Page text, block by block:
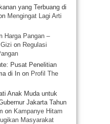
yang Terbuang di
Mengingat Lagi Arti
Harga Pangan –
on Regulasi
Pusat Penelitian
di In on Profil The
Anak Muda untuk
Jakarta Tahun
on Kampanye Hitam
Masyarakat